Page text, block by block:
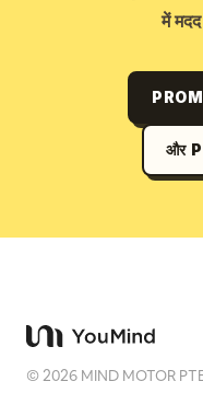
में
और
©2026 MIND MOTOR